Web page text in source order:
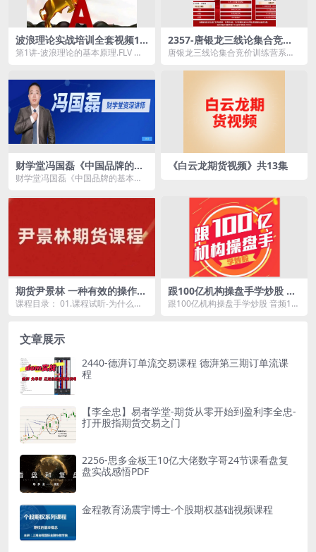
波浪理论实战培训全套视频16
讲
第1讲-波浪理论的基本原理.FLV 第2
2357-唐银龙三线论集合竞价
训练营系统课
唐银龙三线论集合竞价训练营系统
财学堂冯国磊《中国品牌的基
本面分析二》系统课（36讲）
内外功夫!
财学堂冯国磊《中国品牌的基本面
分析绝学，了解企业...
《白云龙期货视频》共13集
期货尹景林 一种有效的操作思
路全集
课程目录： 01.课程试听-为什么要
跟100亿机构操盘手学炒股 音
频13集
跟100亿机构操盘手学炒股 音频13
文章展示
2440-德湃订单流交易课程 德湃第三期订单流课
程
【李全忠】易者学堂-期货从零开始到盈利李全忠-
打开股指期货交易之门
2256-思多金板王10亿大佬数字哥24节课看盘复
盘实战感悟PDF
金程教育汤震宇博士-个股期权基础视频课程